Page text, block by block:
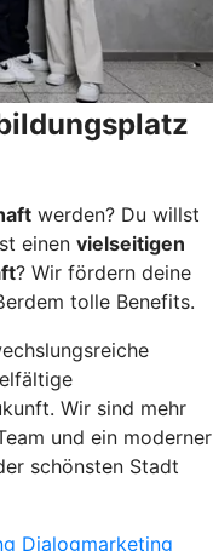
werden? Du willst
einen vielseitigen
? Wir fördern deine
tolle Benefits.
Wir sind mehr
und ein moderner
schönsten Stadt
Dialogmarketing